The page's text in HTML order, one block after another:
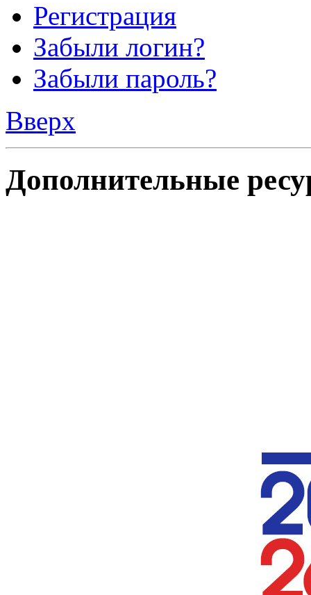
Регистрация
Забыли логин?
Забыли пароль?
Вверх
Дополнительные